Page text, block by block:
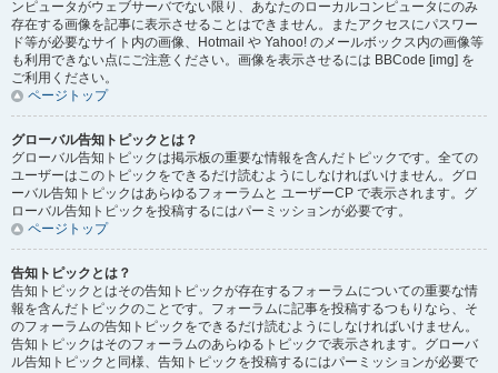
ンピュータがウェブサーバでない限り、あなたのローカルコンピュータにのみ
存在する画像を記事に表示させることはできません。またアクセスにパスワー
ド等が必要なサイト内の画像、Hotmail や Yahoo! のメールボックス内の画像等
も利用できない点にご注意ください。画像を表示させるには BBCode [img] を
ご利用ください。
ページトップ
グローバル告知トピックとは？
グローバル告知トピックは掲示板の重要な情報を含んだトピックです。全ての
ユーザーはこのトピックをできるだけ読むようにしなければいけません。グロ
ーバル告知トピックはあらゆるフォーラムと ユーザーCP で表示されます。グ
ローバル告知トピックを投稿するにはパーミッションが必要です。
ページトップ
告知トピックとは？
告知トピックとはその告知トピックが存在するフォーラムについての重要な情
報を含んだトピックのことです。フォーラムに記事を投稿するつもりなら、そ
のフォーラムの告知トピックをできるだけ読むようにしなければいけません。
告知トピックはそのフォーラムのあらゆるトピックで表示されます。グローバ
ル告知トピックと同様、告知トピックを投稿するにはパーミッションが必要で